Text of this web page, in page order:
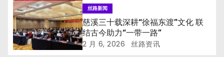
丝路新闻
慈溪三十载深耕“徐福东渡”文化 联
结古今助力“一带一路”
2 月 6, 2026 丝路资讯